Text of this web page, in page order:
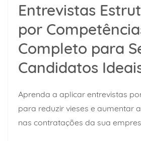
Entrevistas
por
Completo para
Candidatos
Aprenda a aplicar entrevistas
para reduzir vieses e aumentar
nas contratações da sua